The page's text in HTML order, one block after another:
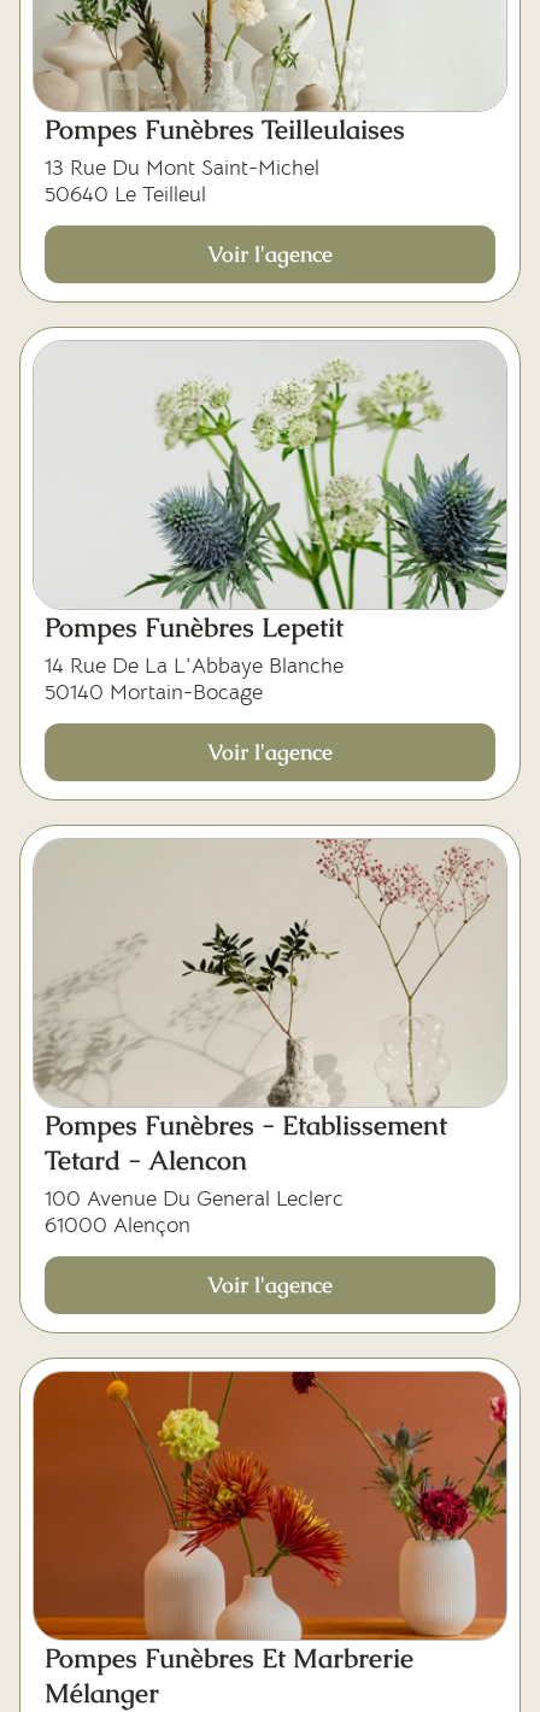
Pompes Funèbres Teilleulaises
13 Rue Du Mont Saint-Michel
50640 Le Teilleul
Voir l'agence
Pompes Funèbres Lepetit
14 Rue De La L'Abbaye Blanche
50140 Mortain-Bocage
Voir l'agence
Pompes Funèbres - Etablissement
Tetard - Alencon
100 Avenue Du General Leclerc
61000 Alençon
Voir l'agence
Pompes Funèbres Et Marbrerie
Mélanger